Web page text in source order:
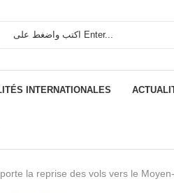
INTERNATIONALES
la reprise des vols vers le